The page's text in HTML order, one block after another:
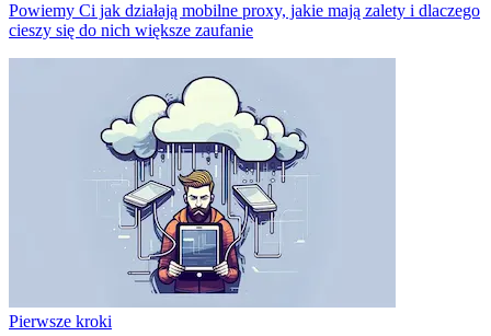
Powiemy Ci jak działają mobilne proxy, jakie mają zalety i dlaczego
cieszy się do nich większe zaufanie
Pierwsze kroki